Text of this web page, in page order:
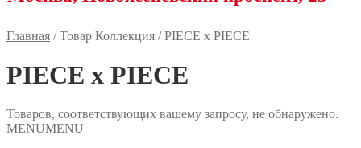
Главная /Товар Коллекция /PIECE x PIECE
PIECE x PIECE
Товаров, соответствующих вашему запросу, не обнаружено.
MENUMENU